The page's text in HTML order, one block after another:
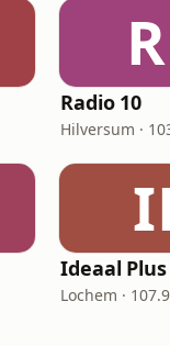
Radio 10
Hilversum ·
Ideaal Plus
Lochem ·